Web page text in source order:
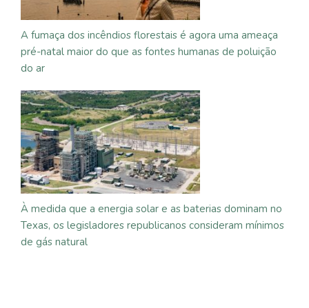
A fumaça dos incêndios florestais é agora uma ameaça
pré-natal maior do que as fontes humanas de poluição
do ar
À medida que a energia solar e as baterias dominam no
Texas, os legisladores republicanos consideram mínimos
de gás natural